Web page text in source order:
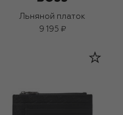
Льняной платок
9 195 ₽